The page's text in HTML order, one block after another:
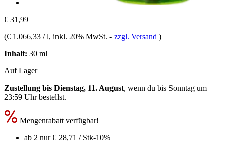
€ 31,99
(€ 1.066,33 / l, inkl. 20% MwSt. - zzgl. Versand )
Inhalt: 30 ml
Auf Lager
Zustellung bis Dienstag, 11. August, wenn du bis Sonntag um
23:59 Uhrbestellst.
Mengenrabatt verfügbar!
ab 2 nur€ 28,71 / Stk-10%